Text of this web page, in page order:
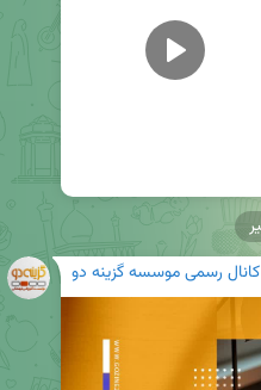
کانال رسمی موسسه گزینه دو